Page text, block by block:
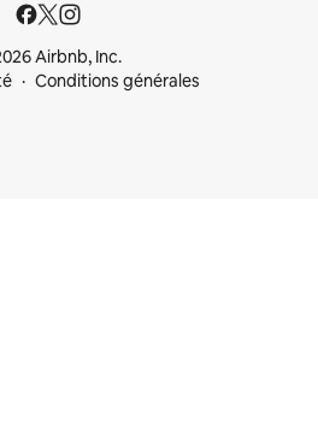
Airbnb, Inc.
Conditions générales